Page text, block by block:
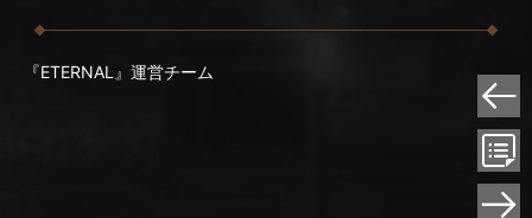
『ETERNAL』運営チーム